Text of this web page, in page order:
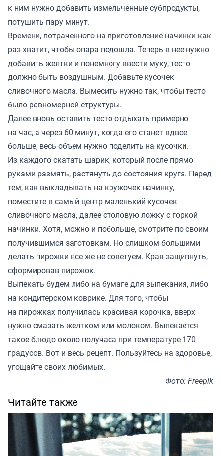
к ним нужно добавить измельченные субпродукты,
потушить пару минут.
Времени, потраченного на приготовление начинки как
раз хватит, чтобы опара подошла. Теперь в нее нужно
добавить желтки и понемногу ввести муку, тесто
должно быть воздушным. Добавьте кусочек
сливочного масла. Вымесить нужно так, чтобы тесто
было равномерной структуры.
Далее вновь оставить тесто отдыхать примерно
на час, а через 60 минут, когда его станет вдвое
больше, весь объем нужно поделить на кусочки.
Из каждого скатать шарик, который после прямо
руками размять, растянуть до состояния круга. Перед
тем, как выкладывать на кружочек начинку,
поместите в самый центр маленький кусочек
сливочного масла, далее столовую ложку с горкой
начинки. Хотя, можно и побольше, смотрите по своим
получившимся заготовкам. Но слишком большими
делать пирожки все же не советуем. Края защипнуть,
сформировав пирожок.
Выпекать будем либо на бумаге для выпекания, либо
на кондитерском коврике. Для того, чтобы
на пирожках получилась красивая корочка, вверх
нужно смазать желтком или молоком. Выпекается
такое блюдо около получаса при температуре 170
градусов. Вот и весь рецепт. Пользуйтесь на здоровье,
угощайте своих любимых.
Фото: Freepik
Читайте также